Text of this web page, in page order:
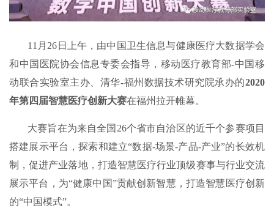
11月26日上午，由中国卫生信息与健康医疗大数据学会
和中国医院协会信息专委会指导，移动医疗教育部-中国移
动联合实验室主办、清华-福州数据技术研究院承办的2020
年第四届智慧医疗创新大赛在福州拉开帷幕。
大赛旨在为来自全国26个省市自治区的近千个参赛项目
搭建展示平台，探索和建立“数据-场景-产品-产业”的长效机
制，促进产业落地，打造智慧医疗行业顶级赛事与行业交流
展示平台，为“健康中国”贡献创新智慧，打造智慧医疗创新
的“中国模式”。